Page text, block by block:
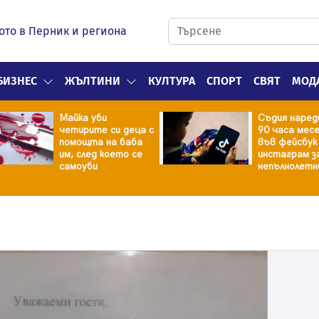
в Перник и региона
ЖЪЛТИНИ КУЛТУРА СПОРТ СВЯТ
Майка уби
четирите си деца с
помощта на баба
им, след което се
самоуби
Съдия
90 часа
във фейсбук
инстаграм